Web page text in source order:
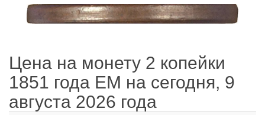
Цена на монету 2 копейки
1851 года ЕМ на сегодня, 9
августа 2026 года